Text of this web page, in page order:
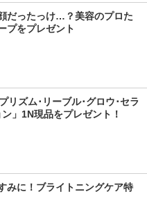
だったっけ…？美容のプロた
プをプレゼント
リズム･リーブル･グロウ･セラ
みに！ブライトニングケア特